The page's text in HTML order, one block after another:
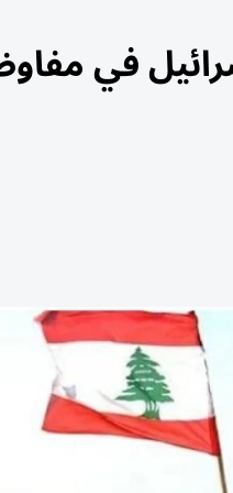
في